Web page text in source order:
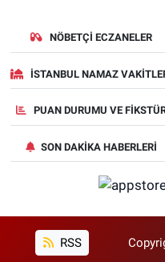
NÖBETÇI ECZANELER
İSTANBUL NAMAZ
PUAN DURUMU VE
SON DAKIKA HABERLERI
RSS